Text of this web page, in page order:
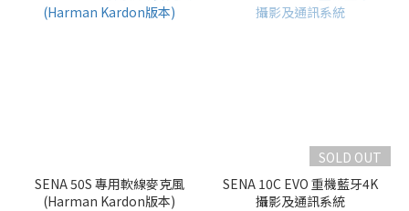
SENA 50S 專用軟線麥克風
(Harman Kardon版本)
SOLD OUT
SENA 10C EVO 重機藍牙4K
攝影及通訊系統